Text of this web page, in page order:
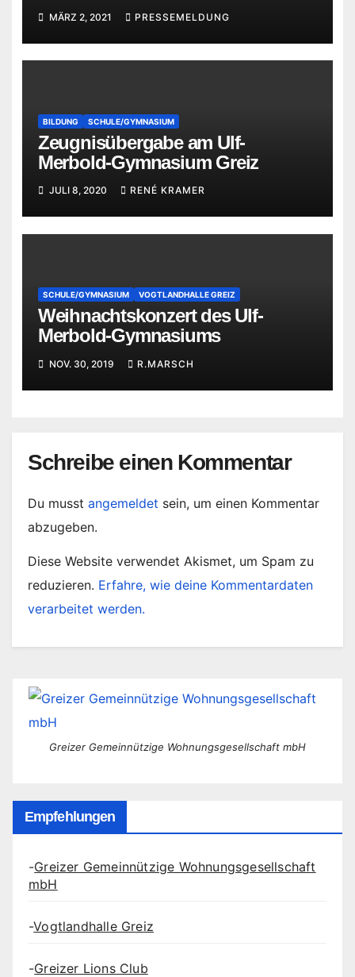
MÄRZ 2, 2021 PRESSEMELDUNG
BILDUNG SCHULE/GYMNASIUM
Zeugnisübergabe am Ulf-
Merbold-Gymnasium Greiz
JULI 8, 2020 RENÉ KRAMER
SCHULE/GYMNASIUM VOGTLANDHALLE GREIZ
Weihnachtskonzert des Ulf-
Merbold-Gymnasiums
NOV. 30, 2019 R.MARSCH
Schreibe einen Kommentar
Du musst angemeldet sein, um einen Kommentar
abzugeben.
Diese Website verwendet Akismet, um Spam zu
reduzieren. Erfahre, wie deine Kommentardaten
verarbeitet werden.
Greizer Gemeinnützige Wohnungsgesellschaft mbH
Empfehlungen
-Greizer Gemeinnützige Wohnungsgesellschaft
mbH
-Vogtlandhalle Greiz
-Greizer Lions Club